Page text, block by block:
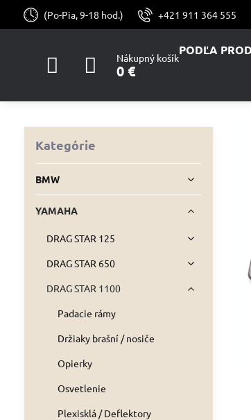
(Po-Pia, 9-18 hod.) +421 911 364 555
Nákupný košík
0 €
PODĽA
Kategórie
BMW
YAMAHA
DRAG STAR 125
DRAG STAR 650
DRAG STAR 1100
Padacie rámy
Držiaky brašní / nosiče
Opierky
Osvetlenie
Plexisklá / Deflektory